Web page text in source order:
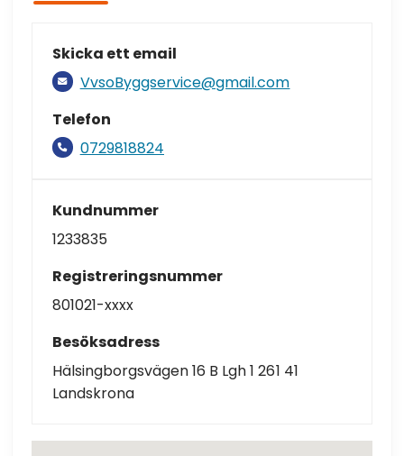
Skicka ett email
VvsoByggservice@gmail.com
Telefon
0729818824
Kundnummer
1233835
Registreringsnummer
801021-xxxx
Besöksadress
Hälsingborgsvägen 16 B Lgh 1 261 41
Landskrona